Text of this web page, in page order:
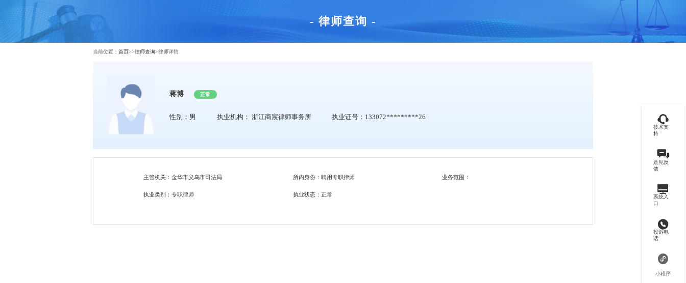
- 律师查询 -
当前位置： 首页>>律师查询>律师详情
蒋博 正常
性别：男 执业机构： 浙江商宸律师事务所 执业证号：133072*********26
主管机关：金华市义乌市司法局 所内身份：聘用专职律师 业务范围：
执业类别：专职律师 执业状态：正常
技术支
持
意见反
馈
系统入
口
投诉电
话
小程序